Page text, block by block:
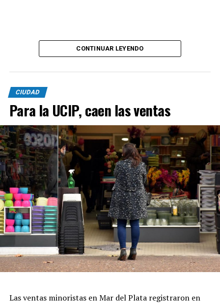
CONTINUAR LEYENDO
CIUDAD
Para la UCIP, caen las ventas
Las ventas minoristas en Mar del Plata registraron en